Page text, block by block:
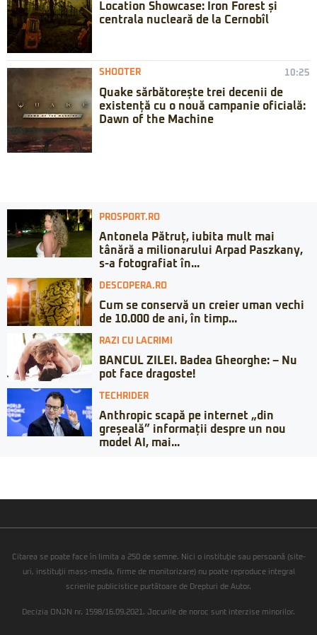
Location Showcase: Iron Forest și
centrala nucleară de la Cernobîl
SHOOTER 10:25
Quake sărbătorește trei decenii de
existență cu o nouă campanie oficială:
Dawn of the Machine
PROSPORT.RO
Antonela Pătruț, iubita mult mai
tânără a milionarului Arpad Paszkany,
s-a fotografiat în...
DESCOPERA.RO
Cum se conservă un creier uman vechi
de 10.000 de ani, în timp...
RAZI CU LACRIMI
BANCUL ZILEI. Badea Gheorghe: – Nu
pot face dragoste!
TECHRIDER
Anthropic scapă pe internet „din
greșeală” informații despre un nou
model AI, mai...
Citarea se poate face în limita a 250 de semne. Nici o instituţie sau persoană (site-
uri, instituţii mass-media, firme de monitorizare) nu poate reproduce integral
scrierile publicistice purtătoare de Drepturi de Autor.
Decizia ONJN nr. 1598/16.09.2021. Jocurile de noroc sunt interzise minorilor.